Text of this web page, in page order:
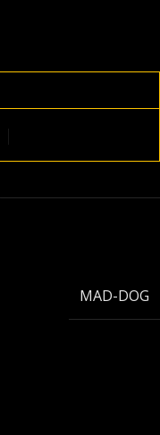
MAD-DOG